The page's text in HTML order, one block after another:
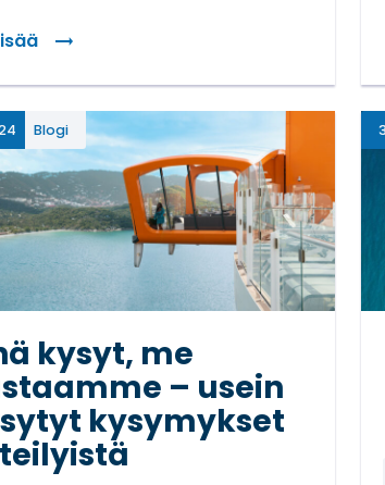
Suomessa rakennettu megalaiva
Blogi
kysyt, me
– usein
kysymykset